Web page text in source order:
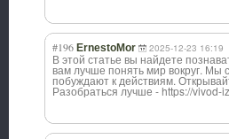
#196 ErnestoMor 2025-12-23 16:19
В этой статье вы найдете
вам лучше понять мир вокруг.
побуждают к действиям.
Разобраться лучше - https://vivod-